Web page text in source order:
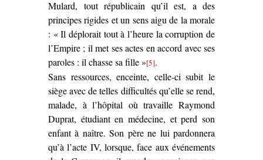
Mulard, tout républicain qu’il est, a des
principes rigides et un sens aigu de la morale
: « Il déplorait tout à l’heure la corruption de
l’Empire ; il met ses actes en accord avec ses
paroles : il chasse sa fille »[5].
Sans ressources, enceinte, celle-ci subit le
siège avec de telles difficultés qu’elle se rend,
malade, à l’hôpital où travaille Raymond
Duprat, étudiant en médecine, et perd son
enfant à naître. Son père ne lui pardonnera
qu’à l’acte IV, lorsque, face aux événements